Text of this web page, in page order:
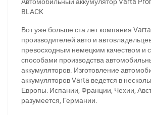
BLACK
Вот уже больше ста лет компания
производителей авто и
превосходным немецким качеством и
способами производства
аккумуляторов. Изготовление
аккумуляторов Varta ведется в
Европы: Испании, Франции, Чехии,
разумеется, Германии.